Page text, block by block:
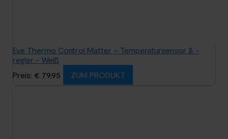
Eve Thermo Control Matter – Temperatursensor & -
regler - Weiß
Preis: € 79,95
ZUM PRODUKT